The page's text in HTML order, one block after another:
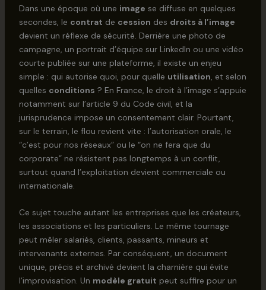
Dans une époque où une image se diffuse en quelques
secondes, le contrat de cession des droits à l’image
devient un réflexe de sécurité. Derrière une photo de
campagne, un portrait d’équipe sur LinkedIn ou une vidéo
courte publiée sur une plateforme, il existe un enjeu
simple : qui autorise quoi, pour quelle utilisation, et selon
quelles conditions ? En France, le droit à l’image s’appuie
notamment sur l’article 9 du Code civil, et la
jurisprudence impose un consentement clair. Pourtant,
sur le terrain, le flou revient vite : l’autorisation orale, le
“c’est pour nos réseaux” ou le “on ne fera que du
corporate” ne résistent pas longtemps à un conflit,
surtout quand l’exploitation devient commerciale ou
internationale.
Ce sujet touche autant les entreprises que les créateurs,
les associations et les particuliers. Le même tournage
peut mêler salariés, clients, passants, mineurs et
intervenants externes. Par conséquent, un document
unique, précis et archivé devient la charnière qui évite
l’improvisation. Un modèle gratuit peut suffire pour un